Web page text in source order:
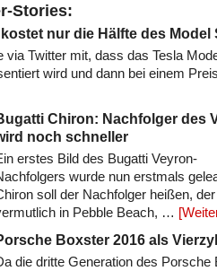
Stories:
nur die Hälfte des Model
via Twitter mit, dass das Tesla
wird und dann bei einem
Chiron: Nachfolger des
noch schneller
erstes Bild des Bugatti Veyron-
wurde nun erstmals
soll der Nachfolger heißen, der
in Pebble Beach, …
Boxster 2016 als
die dritte Generation des Porsche